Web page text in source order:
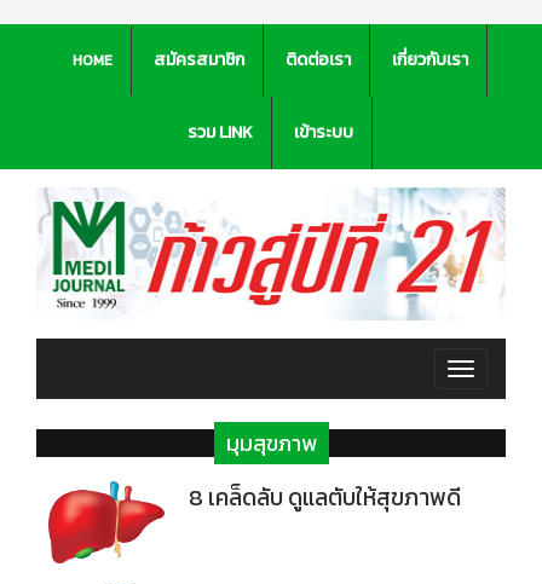
HOME สมัครสมาชิก ติดต่อเรา เกี่ยวกับเรา
รวม LINK เข้าระบบ
Toggle
navigation
มุมสุขภาพ
8 เคล็ดลับ ดูแลตับให้สุขภาพดี